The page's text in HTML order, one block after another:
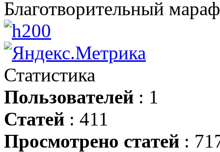
Благотворительный
Статистика
Пользователей : 1
Статей : 411
Просмотрено статей :